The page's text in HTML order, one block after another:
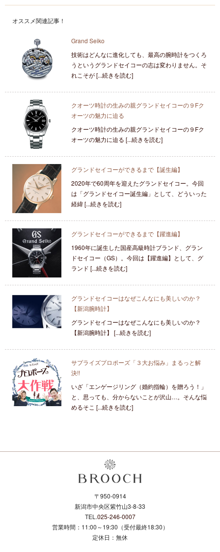
オススメ関連記事！
Grand Seiko
技術はどんなに進化しても、最高の腕時計をつくろ
うというグランドセイコーの志は変わりません。そ
れこそが [...続きを読む]
クオーツ時計の生みの親グランドセイコーの９Fク
オーツの魅力に迫る
クオーツ時計の生みの親グランドセイコーの９Fク
オーツの魅力に迫る [...続きを読む]
グランドセイコーができるまで【誕生編】
2020年で60周年を迎えたグランドセイコー。今回
は「グランドセイコー誕生編」として、どういった
経緯 [...続きを読む]
グランドセイコーができるまで【躍進編】
1960年に誕生した国産高級時計ブランド、グラン
ドセイコー（GS）。今回は【躍進編】として、グ
ランド [...続きを読む]
グランドセイコーはなぜこんなにも美しいのか？
【新潟腕時計】
グランドセイコーはなぜこんなにも美しいのか？
【新潟腕時計】 [...続きを読む]
サプライズプロポーズ「３大お悩み」まるっと解
決!!
いざ「エンゲージリング（婚約指輪）を贈ろう！」
と、思っても、分からないことが沢山…。そんな悩
めるそこ [...続きを読む]
〒950-0914
新潟市中央区紫竹山3-8-33
TEL.025-246-0007
営業時間：11:00～19:30（受付最終18:30）
定休日：無休